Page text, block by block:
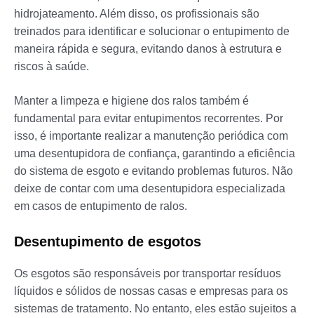
hidrojateamento. Além disso, os profissionais são
treinados para identificar e solucionar o entupimento de
maneira rápida e segura, evitando danos à estrutura e
riscos à saúde.
Manter a limpeza e higiene dos ralos também é
fundamental para evitar entupimentos recorrentes. Por
isso, é importante realizar a manutenção periódica com
uma desentupidora de confiança, garantindo a eficiência
do sistema de esgoto e evitando problemas futuros. Não
deixe de contar com uma desentupidora especializada
em casos de entupimento de ralos.
Desentupimento de esgotos
Os esgotos são responsáveis por transportar resíduos
líquidos e sólidos de nossas casas e empresas para os
sistemas de tratamento. No entanto, eles estão sujeitos a